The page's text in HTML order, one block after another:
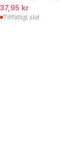
37,95 kr
Tillfälligt slut